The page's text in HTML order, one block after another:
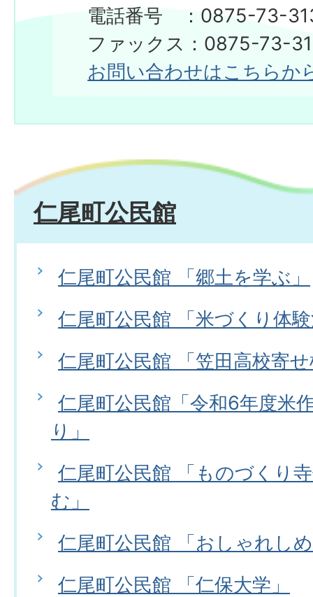
電話番号 ：0875-73-
ファックス：0875-73-
お問い合わせはこちらか
仁尾町公民館
仁尾町公民館 「郷土を学ぶ」
仁尾町公民館 「米づくり体
仁尾町公民館 「笠田高校寄
仁尾町公民館「令和6年度米
り」
仁尾町公民館 「ものづくり
む」
仁尾町公民館 「おしゃれし
仁尾町公民館 「仁保大学」